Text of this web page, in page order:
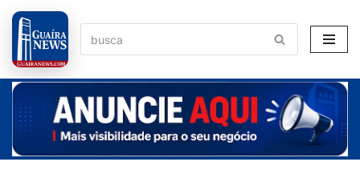
Pular
para
o
conteúdo